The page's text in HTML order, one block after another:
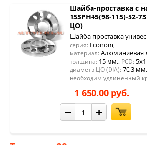
Шайба-проставка с
15SPH45(98-115)-52-
ЦО)
Шайба-проставка
серия: Econom,
материал: Алюминиевая
толщина: 15 мм., PCD:
диаметр ЦО (DIA): 70,3 мм.
необходим удлиненный
1 650.00 руб.
− +